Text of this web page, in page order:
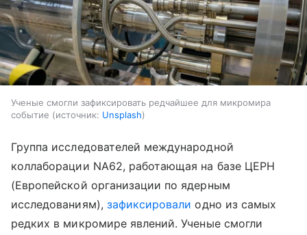
Ученые смогли зафиксировать редчайшее для микромира
событие
источник: Unsplash
Группа исследователей международной
коллаборации NA62, работающая на базе ЦЕРН
(Европейской организации по ядерным
исследованиям), зафиксировали одно из самых
редких в микромире явлений. Ученые смогли